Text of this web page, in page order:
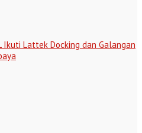
Ikuti Lattek Docking dan Galangan